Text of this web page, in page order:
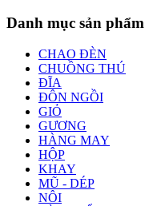
Danh mục sản phẩm
CHAO ĐÈN
CHUỒNG THÚ
ĐĨA
ĐÔN NGỒI
GIỎ
GƯƠNG
HÀNG MAY
HỘP
KHAY
MŨ - DÉP
NÔI